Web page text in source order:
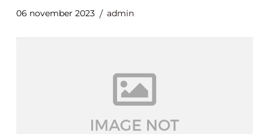
06 november 2023 admin